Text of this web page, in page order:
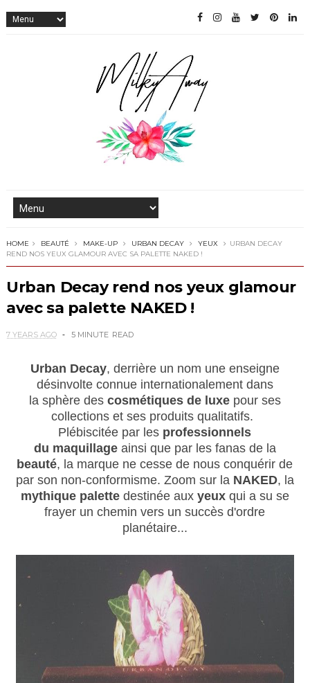
HOME BEAUTÉ MAKE-UP URBAN DECAY YEUX
URBAN DECAY
REND NOS YEUX GLAMOUR AVEC SA PALETTE NAKED !
Urban Decay rend nos yeux glamour
avec sa palette NAKED !
7 YEARS AGO 5 MINUTE READ
Urban Decay, derrière un nom une enseigne
désinvolte connue internationalement dans
la sphère des cosmétiques de luxepour ses
collections et ses produits qualitatifs.
Plébiscitée par les professionnels
du maquillageainsi que par les fanas de la
beauté, la marque ne cesse de nous conquérir de
par son non-conformisme. Zoom sur la NAKED, la
mythique palettedestinée aux yeuxqui a su se
frayer un chemin vers unsuccès d'ordre
planétaire...